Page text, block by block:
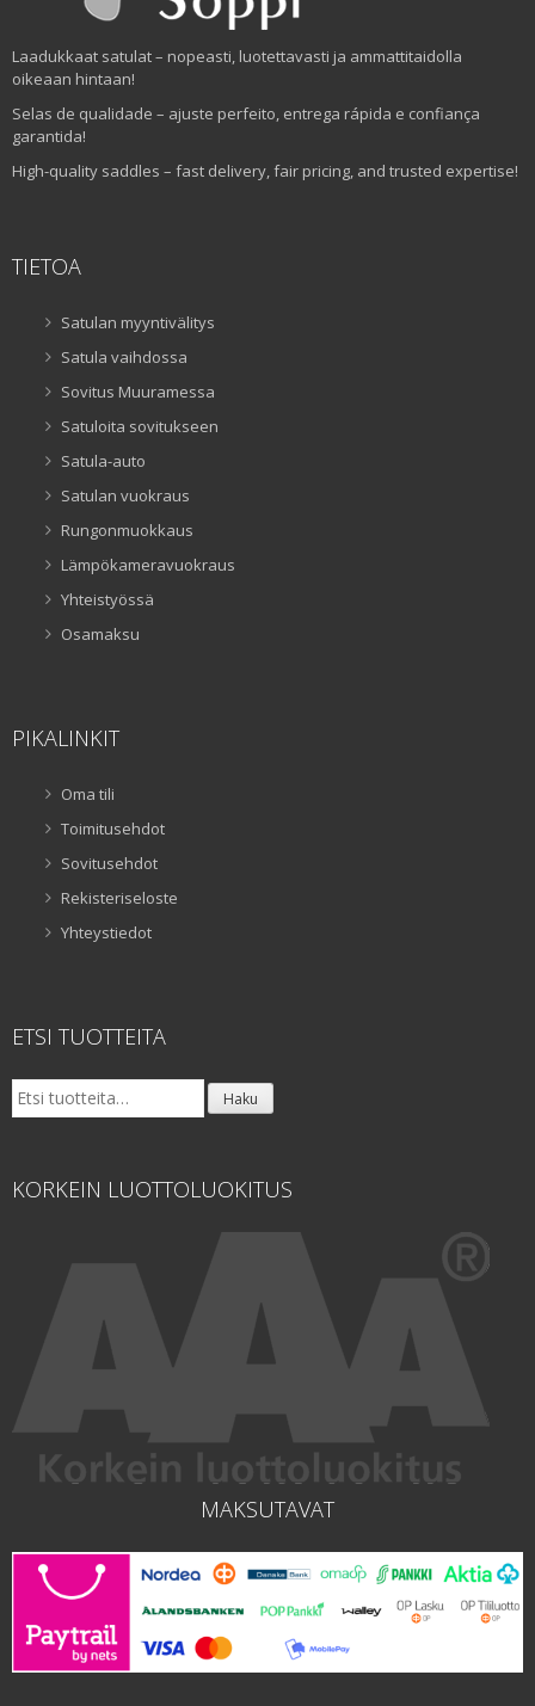
Laadukkaat satulat – nopeasti, luotettavasti ja ammattitaidolla
oikeaan hintaan!
Selas de qualidade – ajuste perfeito, entrega rápida e confiança
garantida!
High-quality saddles – fast delivery, fair pricing, and trusted expertise!
TIETOA
Satulan myyntivälitys
Satula vaihdossa
Sovitus Muuramessa
Satuloita sovitukseen
Satula-auto
Satulan vuokraus
Rungonmuokkaus
Lämpökameravuokraus
Yhteistyössä
Osamaksu
PIKALINKIT
Oma tili
Toimitusehdot
Sovitusehdot
Rekisteriseloste
Yhteystiedot
ETSI TUOTTEITA
Etsi: Haku
KORKEIN LUOTTOLUOKITUS
MAKSUTAVAT